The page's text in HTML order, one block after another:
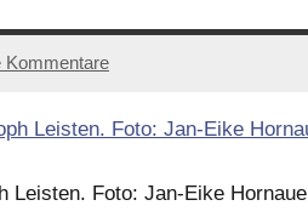
Kommentare
Leisten. Foto: Jan-Eike